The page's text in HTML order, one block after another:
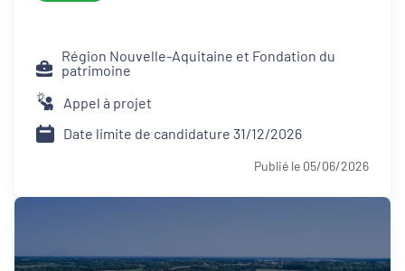
Région Nouvelle-Aquitaine et Fondation du
patrimoine
Appel à projet
Date limite de candidature 31/12/2026
Publié le 05/06/2026